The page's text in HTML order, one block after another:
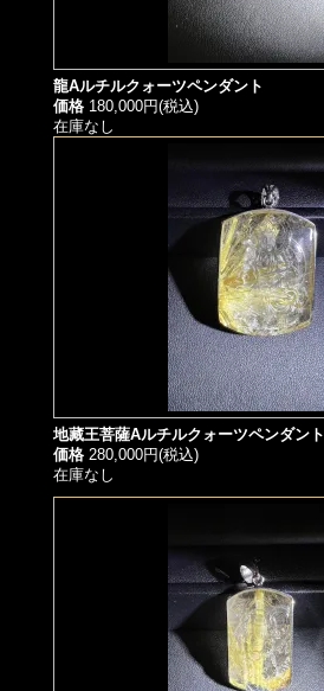
龍Aルチルクォーツペンダント
価格 180,000円(税込)
在庫なし
地藏王菩薩Aルチルクォーツペンダント
価格 280,000円(税込)
在庫なし